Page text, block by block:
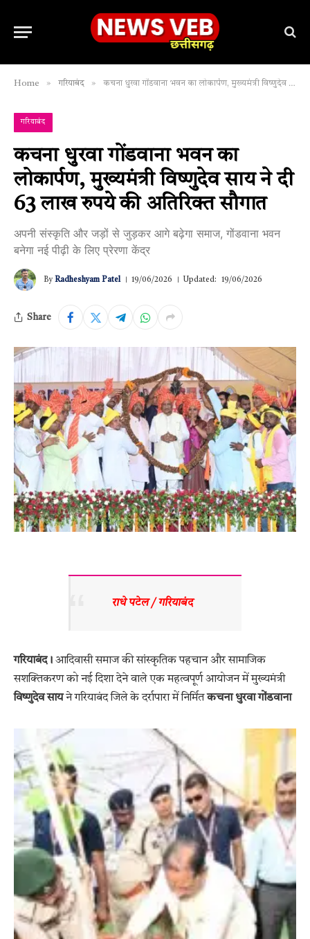
Home » गरियाबंद » कचना धुरवा गोंडवाना भवन का लोकार्पण, मुख्यमंत्री विष्णुदेव साय ने दी 63 लाख रुपये की अतिरिक्त सौगात
गरियाबंद
कचना धुरवा गोंडवाना भवन का
लोकार्पण, मुख्यमंत्री विष्णुदेव साय ने दी
63 लाख रुपये की अतिरिक्त सौगात
अपनी संस्कृति और जड़ों से जुड़कर आगे बढ़ेगा समाज, गोंडवाना भवन
बनेगा नई पीढ़ी के लिए प्रेरणा केंद्र
By Radheshyam Patel 19/06/2026 Updated: 19/06/2026
Share
राधे पटेल / गरियाबंद
गरियाबंद। आदिवासी समाज की सांस्कृतिक पहचान और सामाजिक
सशक्तिकरण को नई दिशा देने वाले एक महत्वपूर्ण आयोजन में मुख्यमंत्री
विष्णुदेव सायने गरियाबंद जिले के दर्रापारा में निर्मितकचना धुरवा गोंडवाना